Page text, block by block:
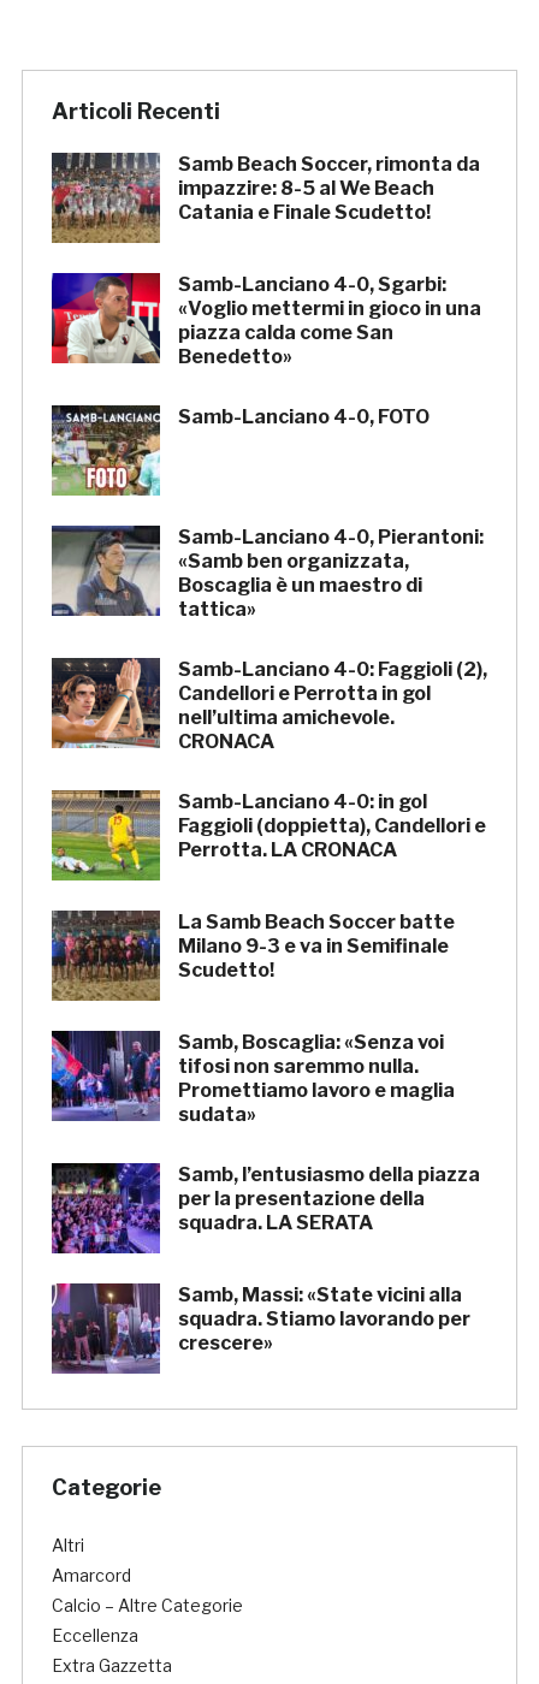
Articoli Recenti
Samb Beach Soccer, rimonta da
impazzire: 8-5 al We Beach
Catania e Finale Scudetto!
Samb-Lanciano 4-0, Sgarbi:
«Voglio mettermi in gioco in una
piazza calda come San
Benedetto»
Samb-Lanciano 4-0, FOTO
Samb-Lanciano 4-0, Pierantoni:
«Samb ben organizzata,
Boscaglia è un maestro di
tattica»
Samb-Lanciano 4-0: Faggioli (2),
Candellori e Perrotta in gol
nell’ultima amichevole.
CRONACA
Samb-Lanciano 4-0: in gol
Faggioli (doppietta), Candellori e
Perrotta. LA CRONACA
La Samb Beach Soccer batte
Milano 9-3 e va in Semifinale
Scudetto!
Samb, Boscaglia: «Senza voi
tifosi non saremmo nulla.
Promettiamo lavoro e maglia
sudata»
Samb, l’entusiasmo della piazza
per la presentazione della
squadra. LA SERATA
Samb, Massi: «State vicini alla
squadra. Stiamo lavorando per
crescere»
Categorie
Altri
Amarcord
Calcio – Altre Categorie
Eccellenza
Extra Gazzetta